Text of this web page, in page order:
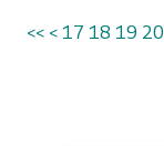
<< < 17 18 19 20